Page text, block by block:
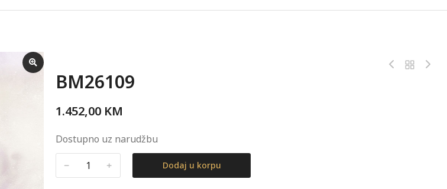
BM26109
1.452,00 KM
Dostupno uz narudžbu
﹣ ﹢ Dodaj u korpu